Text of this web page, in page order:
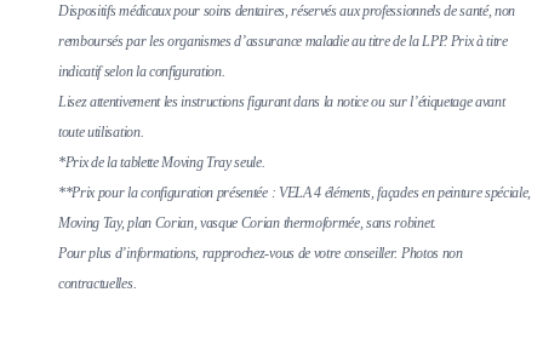
Dispositifs médicaux pour soins dentaires, réservés aux professionnels de santé, non
remboursés par les organismes d’assurance maladie au titre de la LPP. Prix à titre
indicatif selon la configuration.
Lisez attentivement les instructions figurant dans la notice ou sur l’étiquetage avant
toute utilisation.
*Prix de la tablette Moving Tray seule.
**Prix pour la configuration présentée : VELA 4 éléments, façades en peinture spéciale,
Moving Tay, plan Corian, vasque Corian thermoformée, sans robinet.
Pour plus d’informations, rapprochez-vous de votre conseiller. Photos non
contractuelles.